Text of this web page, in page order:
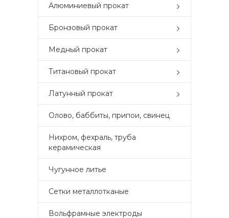
Алюминиевый прокат
Бронзовый прокат
Медный прокат
Титановый прокат
Латунный прокат
Олово, баббиты, припои, свинец
Нихром, фехраль, труба
керамическая
Чугунное литье
Сетки металлотканые
Вольфрамные электроды